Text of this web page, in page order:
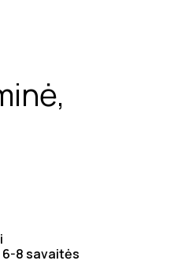
8 savaitės